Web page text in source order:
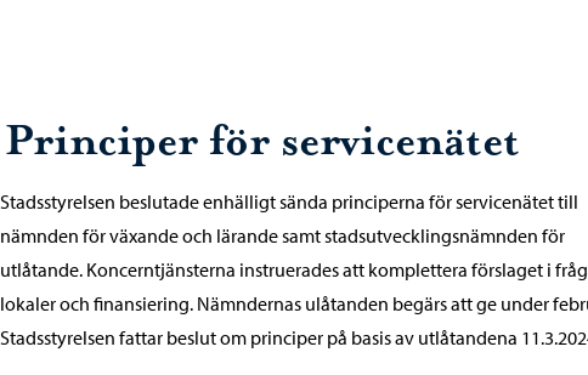
Principer för servicenätet
Stadsstyrelsen beslutade enhälligt sända principerna för servicenätet till
nämnden för växande och lärande samt stadsutvecklingsnämnden för
utlåtande. Koncerntjänsterna instruerades att komplettera förslaget i
lokaler och finansiering. Nämndernas ulåtanden begärs att ge under
Stadsstyrelsen fattar beslut om principer på basis av utlåtandena